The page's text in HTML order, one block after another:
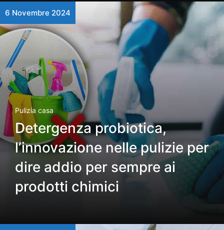
6 Novembre 2024
Pulizia casa
Detergenza probiotica,
l’innovazione nelle pulizie per
dire addio per sempre ai
prodotti chimici